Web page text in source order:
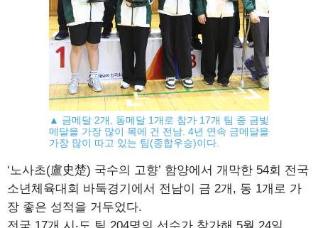
▲ 금메달 2개, 동메달 1개로 참가 17개 팀 중 금빛
메달을 가장 많이 목에 건 전남. 4년 연속 금메달을
가장 많이 따고 있는 팀(종합우승)이다.
‘노사초(盧史楚) 국수의 고향’ 함양에서 개막한 54회 전국
소년체육대회 바둑경기에서 전남이 금 2개, 동 1개로 가
장 좋은 성적을 거두었다.